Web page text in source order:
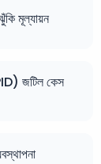
মূল্যায়ন
জটিল কেস